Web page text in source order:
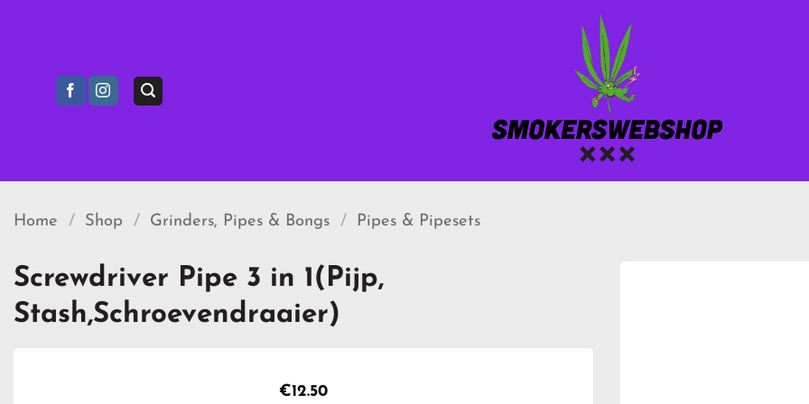
Home / Shop / Grinders, Pipes & Bongs / Pipes & Pipesets
Screwdriver Pipe 3 in 1(Pijp,
Stash,Schroevendraaier)
€12.50